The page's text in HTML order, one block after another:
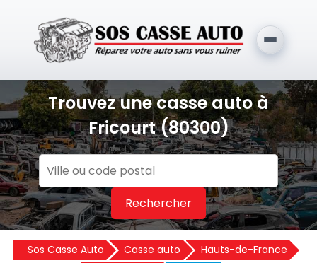
Trouvez une casse auto à
Fricourt (80300)
Rechercher
Sos Casse Auto Casse auto
Hauts-de-France